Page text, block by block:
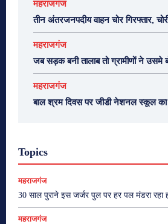
महराजगंज
तीन अंतरजनपदीय वाहन चोर गिरफ्तार,
महराजगंज
जब सड़क बनी तालाब तो ग्रामीणों ने उसमे
महराजगंज
बाल श्रम दिवस पर जीडी नेशनल स्कूल
Topics
महराजगंज
30 साल पुराने इस जर्जर पुल पर हर पल मंडरा रहा
महराजगंज